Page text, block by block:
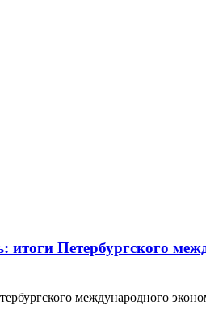
Петербургского